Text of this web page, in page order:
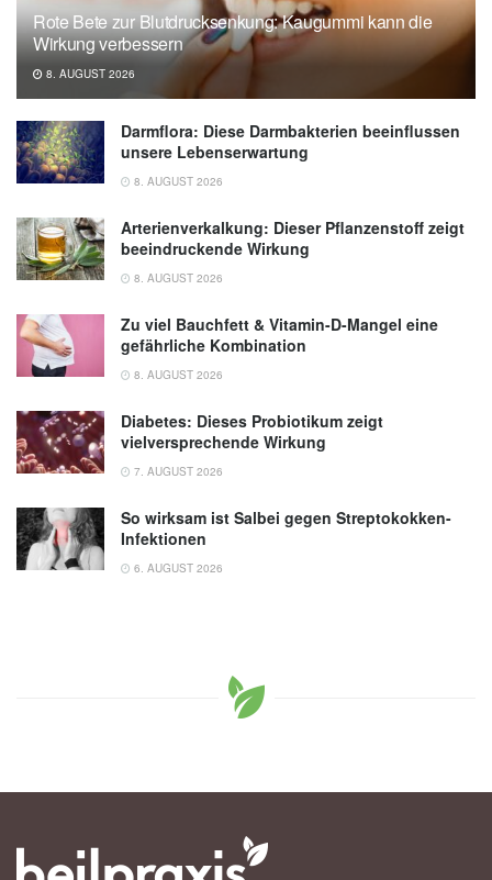
Rote Bete zur Blutdrucksenkung: Kaugummi kann die
Wirkung verbessern
8. AUGUST 2026
Darmflora: Diese Darmbakterien beeinflussen
unsere Lebenserwartung
8. AUGUST 2026
Arterienverkalkung: Dieser Pflanzenstoff zeigt
beeindruckende Wirkung
8. AUGUST 2026
Zu viel Bauchfett & Vitamin-D-Mangel eine
gefährliche Kombination
8. AUGUST 2026
Diabetes: Dieses Probiotikum zeigt
vielversprechende Wirkung
7. AUGUST 2026
So wirksam ist Salbei gegen Streptokokken-
Infektionen
6. AUGUST 2026